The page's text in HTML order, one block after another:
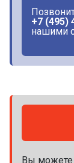
+7 (495)
нашими
Вы можете